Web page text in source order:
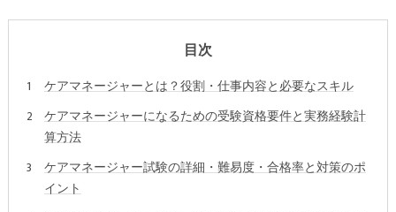
目次
ケアマネージャーとは？役割・仕事内容と必要なスキル
ケアマネージャーになるための受験資格要件と実務経験計
算方法
ケアマネージャー試験の詳細・難易度・合格率と対策のポ
イント